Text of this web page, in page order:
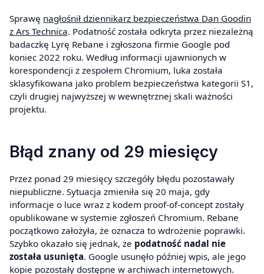
Sprawę nagłośnił dziennikarz bezpieczeństwa Dan Goodin
z Ars Technica. Podatność została odkryta przez niezależną
badaczkę Lyrę Rebane i zgłoszona firmie Google pod
koniec 2022 roku. Według informacji ujawnionych w
korespondencji z zespołem Chromium, luka została
sklasyfikowana jako problem bezpieczeństwa kategorii S1,
czyli drugiej najwyższej w wewnętrznej skali ważności
projektu.
Błąd znany od 29 miesięcy
Przez ponad 29 miesięcy szczegóły błędu pozostawały
niepubliczne. Sytuacja zmieniła się 20 maja, gdy
informacje o luce wraz z kodem proof-of-concept zostały
opublikowane w systemie zgłoszeń Chromium. Rebane
początkowo założyła, że oznacza to wdrożenie poprawki.
Szybko okazało się jednak, że podatność nadal nie
została usunięta. Google usunęło później wpis, ale jego
kopie pozostały dostępne w archiwach internetowych.